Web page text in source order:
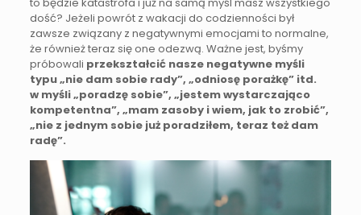
dość? Jeżeli powrót z wakacji do codzienności był
zawsze związany z negatywnymi emocjami to normalne,
że również teraz się one odezwą. Ważne jest, byśmy
próbowali przekształcić nasze negatywne myśli
typu „nie dam sobie rady”, „odniosę porażkę” itd.
w myśli „poradzę sobie”, „jestem wystarczająco
kompetentna”, „mam zasoby i wiem, jak to zrobić”,
„nie z jednym sobie już poradziłem, teraz też dam
radę”.